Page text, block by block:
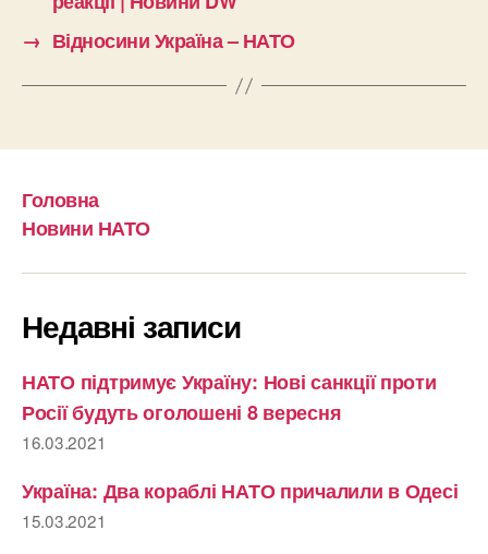
→ Відносини Україна – НАТО
Головна
Новини НАТО
Недавні записи
НАТО підтримує Україну: Нові санкції проти
Росії будуть оголошені 8 вересня
16.03.2021
Україна: Два кораблі НАТО причалили в Одесі
15.03.2021